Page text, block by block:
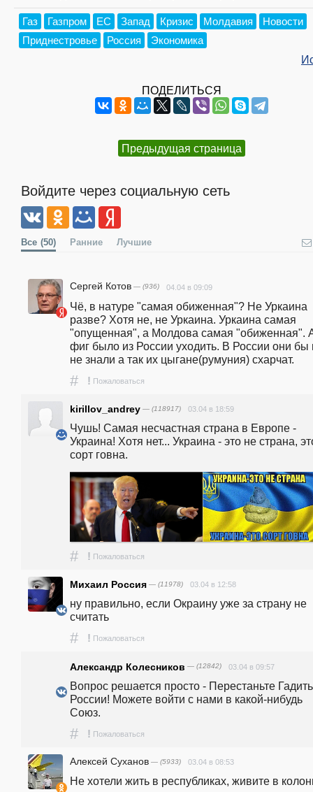
Газ Газпром ЕС Запад Кризис Молдавия
Новости
Приднестровье
Россия Экономика
ПОДЕЛИТЬСЯ
Предыдущая страница
Войдите через социальную сеть
Все (50) Ранние Лучшие
Сергей Котов — (936) 04.04 в 09:09
Чё, в натуре "самая обиженная"? Не Уркаина
разве? Хотя не, не Уркаина. Уркаина самая
"опущенная", а Молдова самая "обиженная".
фиг было из России уходить. В России они бы
не знали а так их цыгане(румуния) схарчат.
# ! Пожаловаться
kirillov_andrey — (118917) 03.04 в 18:59
Чушь! Самая несчастная страна в Европе -
Украина! Хотя нет... Украина - это не страна,
сорт говна.
# ! Пожаловаться
Михаил Россия — (11978) 03.04 в 12:58
ну правильно, если Окраину уже за страну не
считать
# ! Пожаловаться
Александр Колесников — (12842) 03.04 в 09:57
Вопрос решается просто - Перестаньте Гадить
России! Можете войти с нами в какой-нибудь
Союз.
# ! Пожаловаться
Алексей Суханов — (5933) 03.04 в 08:53
Не хотели жить в республиках, живите в